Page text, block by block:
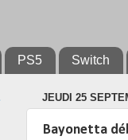
PS5 Switch
JEUDI 25
Bayonetta